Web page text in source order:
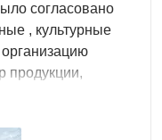
перевозить и
подъезда
достаточно
согласовано
, культурные
продукции,